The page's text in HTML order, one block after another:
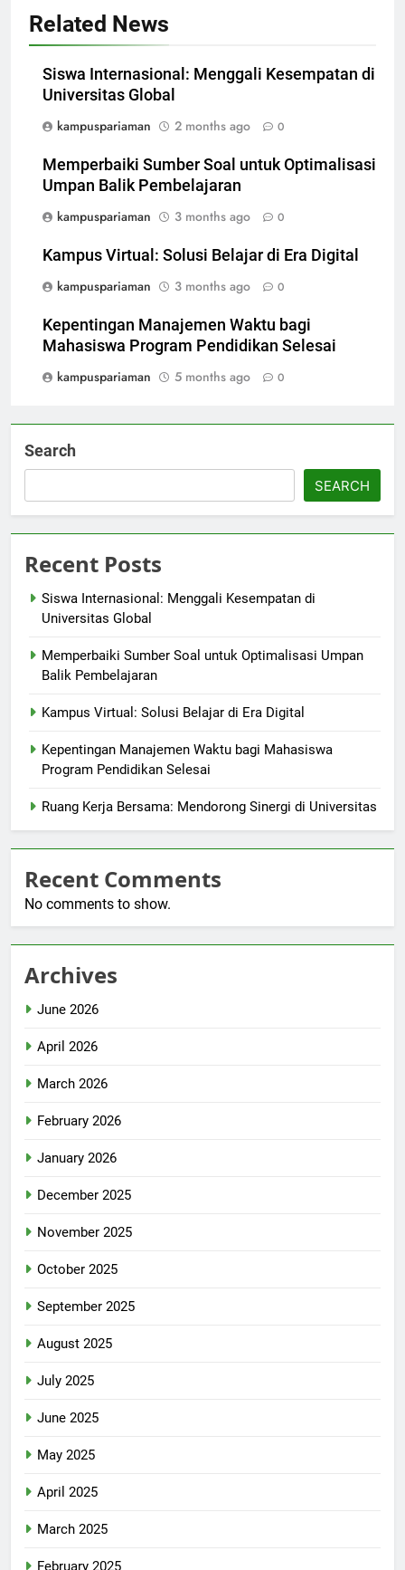
Related News
Siswa Internasional: Menggali Kesempatan di
Universitas Global
kampuspariaman
2 months ago 0
Memperbaiki Sumber Soal untuk Optimalisasi
Umpan Balik Pembelajaran
kampuspariaman
3 months ago 0
Kampus Virtual: Solusi Belajar di Era Digital
kampuspariaman
3 months ago 0
Kepentingan Manajemen Waktu bagi
Mahasiswa Program Pendidikan Selesai
kampuspariaman
5 months ago 0
Search
SEARCH
Recent Posts
Siswa Internasional: Menggali Kesempatan di
Universitas Global
Memperbaiki Sumber Soal untuk Optimalisasi Umpan
Balik Pembelajaran
Kampus Virtual: Solusi Belajar di Era Digital
Kepentingan Manajemen Waktu bagi Mahasiswa
Program Pendidikan Selesai
Ruang Kerja Bersama: Mendorong Sinergi di Universitas
Recent Comments
No comments to show.
Archives
June 2026
April 2026
March 2026
February 2026
January 2026
December 2025
November 2025
October 2025
September 2025
August 2025
July 2025
June 2025
May 2025
April 2025
March 2025
February 2025